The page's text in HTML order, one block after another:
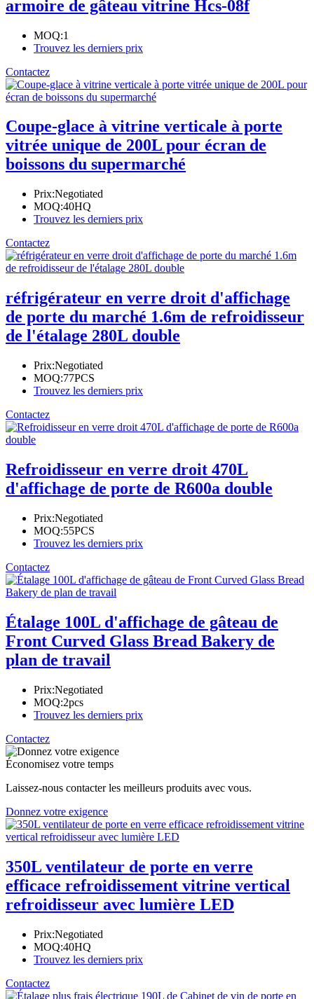
armoire de gâteau vitrine Hcs-08f
MOQ:1
Trouvez les derniers prix
Contactez
Coupe-glace à vitrine verticale à porte
vitrée unique de 200L pour écran de
boissons du supermarché
Prix:Negotiated
MOQ:40HQ
Trouvez les derniers prix
Contactez
réfrigérateur en verre droit d'affichage
de porte du marché 1.6m de refroidisseur
de l'étalage 280L double
Prix:Negotiated
MOQ:77PCS
Trouvez les derniers prix
Contactez
Refroidisseur en verre droit 470L
d'affichage de porte de R600a double
Prix:Negotiated
MOQ:55PCS
Trouvez les derniers prix
Contactez
Étalage 100L d'affichage de gâteau de
Front Curved Glass Bread Bakery de
plan de travail
Prix:Negotiated
MOQ:2pcs
Trouvez les derniers prix
Contactez
Économisez votre temps
Laissez-nous contacter les meilleurs produits avec vous.
Donnez votre exigence
350L ventilateur de porte en verre
efficace refroidissement vitrine vertical
refroidisseur avec lumière LED
Prix:Negotiated
MOQ:40HQ
Trouvez les derniers prix
Contactez